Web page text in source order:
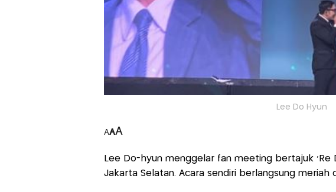
Lee Do Hyun
AAA
Lee Do-hyun menggelar fan meeting bertajuk ‘Re
Jakarta Selatan. Acara sendiri berlangsung meriah